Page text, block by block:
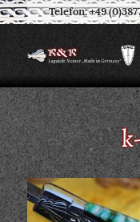
Telefon: +49